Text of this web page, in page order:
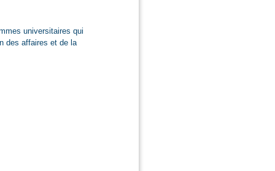
universitaires qui
des affaires et de la